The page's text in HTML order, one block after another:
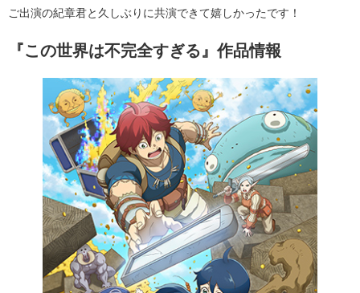
ご出演の紀章君と久しぶりに共演できて嬉しかったです！
『この世界は不完全すぎる』作品情報